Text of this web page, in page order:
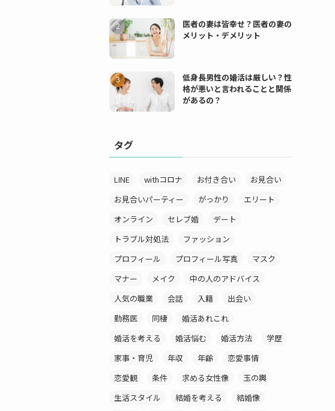
医者の妻は皆幸せ？医者の妻の
メリット・デメリット
低身長男性の婚活は厳しい？性
格が悪いと言われることと関係
があるの？
タグ
LINE withコロナ お付き合い
お見合い
お見合いパーティー
がっかり
エリート
オンライン
セレブ婚
デート
トラブル対処法
ファッション
プロフィール
プロフィール写真
マスク
マナー
メイク
中の人のアドバイス
人気の職業
会話 入籍
出会い
勤務医
同棲
婚活あれこれ
婚活を考える
婚活悩む 婚活方法
学歴
家事・育児
年収 年齢
恋愛事情
恋愛観
条件 求める女性像
玉の輿
生活スタイル
結婚を考える
結婚像